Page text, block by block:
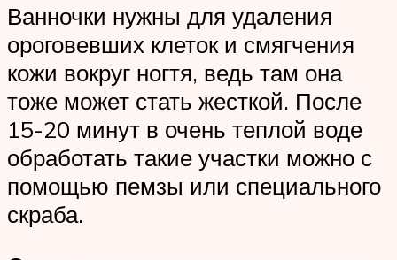
Ванночки нужны для удаления
ороговевших клеток и смягчения
кожи вокруг ногтя, ведь там она
тоже может стать жесткой. После
15-20 минут в очень теплой воде
обработать такие участки можно с
помощью пемзы или специального
скраба.